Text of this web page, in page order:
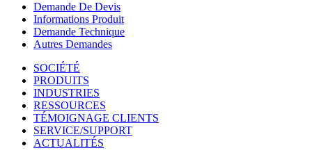
Demande De Devis
Informations Produit
Demande Technique
Autres Demandes
SOCIÉTÉ
PRODUITS
INDUSTRIES
RESSOURCES
TÉMOIGNAGE CLIENTS
SERVICE/SUPPORT
ACTUALITÉS